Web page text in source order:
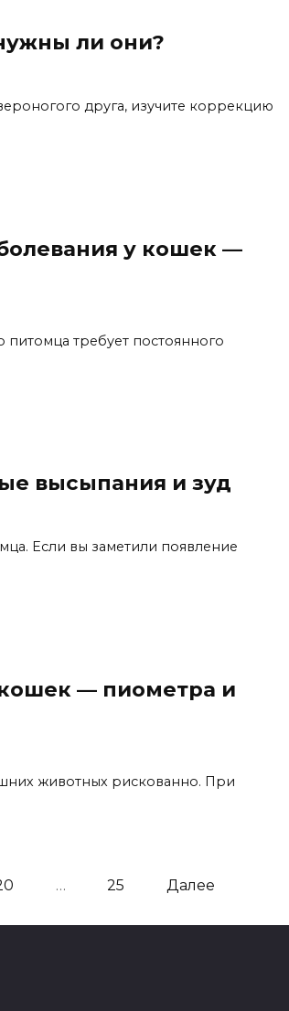
ли они?
друга, изучите коррекцию
у кошек —
требует постоянного
высыпания и зуд
Если вы заметили появление
— пиометра и
животных рискованно. При
… 25 Далее